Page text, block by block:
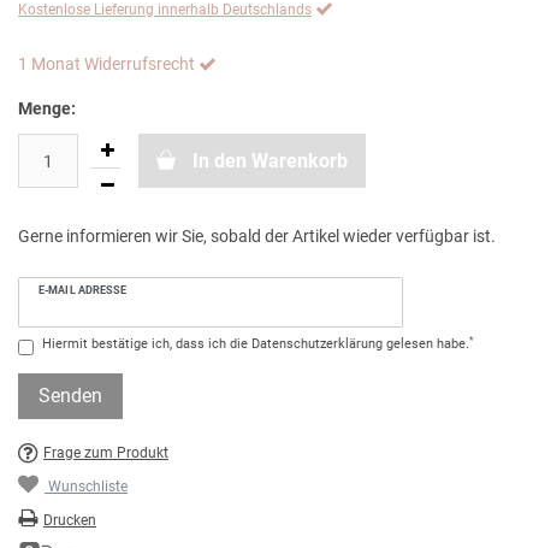
Kostenlose Lieferung innerhalb Deutschlands
1 Monat Widerrufsrecht
Menge:
In den Warenkorb
Gerne informieren wir Sie, sobald der Artikel wieder verfügbar ist.
E-MAIL ADRESSE
Hiermit bestätige ich, dass ich die Daten­schutz­erklärung gelesen habe.*
Senden
Frage zum Produkt
Wunschliste
Drucken